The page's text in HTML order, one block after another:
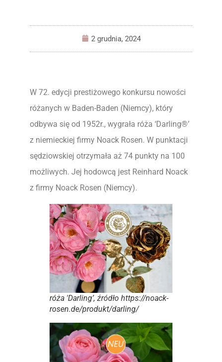
2 grudnia, 2024
W 72. edycji prestiżowego konkursu nowości
różanych w Baden-Baden (Niemcy), który
odbywa się od 1952r., wygrała róża ‘Darling®’
z niemieckiej firmy Noack Rosen. W punktacji
sędziowskiej otrzymała aż 74 punkty na 100
możliwych. Jej hodowcą jest Reinhard Noack
z firmy Noack Rosen (Niemcy).
róża 'Darling’, źródło https://noack-
rosen.de/produkt/darling/